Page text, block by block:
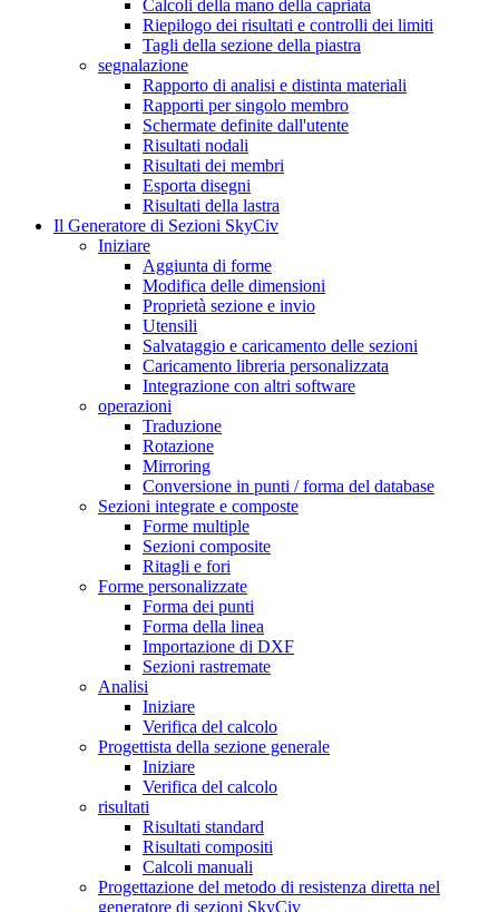
Calcoli della mano della capriata
Riepilogo dei risultati e controlli dei limiti
Tagli della sezione della piastra
segnalazione
Rapporto di analisi e distinta materiali
Rapporti per singolo membro
Schermate definite dall'utente
Risultati nodali
Risultati dei membri
Esporta disegni
Risultati della lastra
Il Generatore di Sezioni SkyCiv
Iniziare
Aggiunta di forme
Modifica delle dimensioni
Proprietà sezione e invio
Utensili
Salvataggio e caricamento delle sezioni
Caricamento libreria personalizzata
Integrazione con altri software
operazioni
Traduzione
Rotazione
Mirroring
Conversione in punti / forma del database
Sezioni integrate e composte
Forme multiple
Sezioni composite
Ritagli e fori
Forme personalizzate
Forma dei punti
Forma della linea
Importazione di DXF
Sezioni rastremate
Analisi
Iniziare
Verifica del calcolo
Progettista della sezione generale
Iniziare
Verifica del calcolo
risultati
Risultati standard
Risultati compositi
Calcoli manuali
Progettazione del metodo di resistenza diretta nel
generatore di sezioni SkyCiv